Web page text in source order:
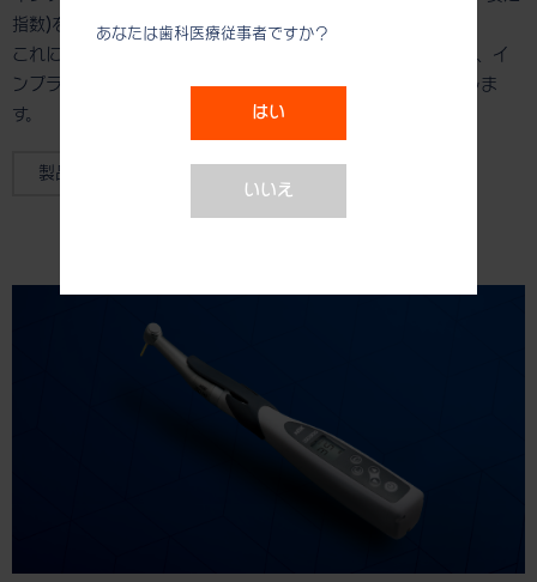
あなたは歯科医療従事者ですか？
はい
いいえ
指数)を表示。
これにより、インプラントの荷重時期が判断出来るようになり、イ
ンプラント治療における施術計画に役立ち、術者をサポートしま
す。
製品ページはこちら